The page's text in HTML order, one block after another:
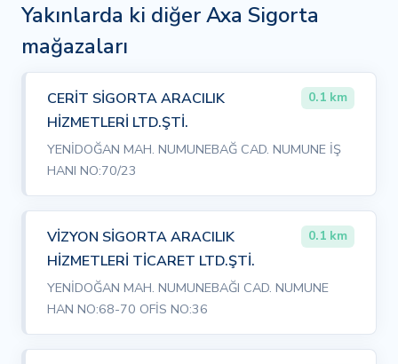
Yakınlarda ki diğer Axa Sigorta
mağazaları
CERİT SİGORTA ARACILIK
HİZMETLERİ LTD.ŞTİ.
0.1 km
YENİDOĞAN MAH. NUMUNEBAĞ CAD. NUMUNE İŞ
HANI NO:70/23
VİZYON SİGORTA ARACILIK
HİZMETLERİ TİCARET LTD.ŞTİ.
0.1 km
YENİDOĞAN MAH. NUMUNEBAĞI CAD. NUMUNE
HAN NO:68-70 OFİS NO:36